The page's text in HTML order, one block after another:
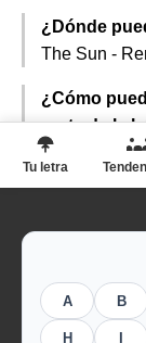
¿Dónde
The Sun -
¿Cómo
parte de la
A B
H
Tu letra